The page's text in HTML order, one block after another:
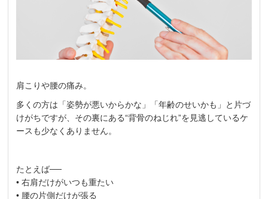
肩こりや腰の痛み。
多くの方は「姿勢が悪いからかな」「年齢のせいかも」と片づ
けがちですが、その裏にある“背骨のねじれ”を見逃しているケ
ースも少なくありません。
たとえば──
• 右肩だけがいつも重たい
• 腰の片側だけが張る